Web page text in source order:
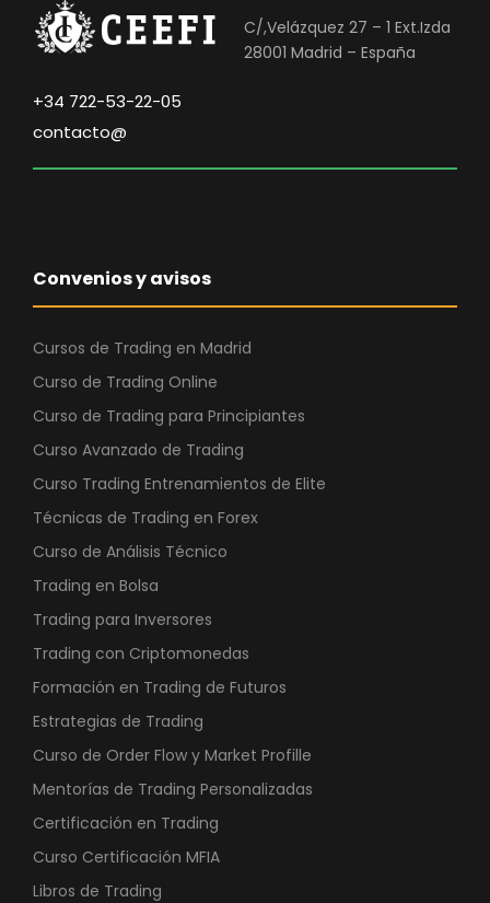
C/,Velázquez 27 – 1 Ext.Izda
28001 Madrid – España
+34 722-53-22-05
contacto@
Convenios y avisos
Cursos de Trading en Madrid
Curso de Trading Online
Curso de Trading para Principiantes
Curso Avanzado de Trading
Curso Trading Entrenamientos de Elite
Técnicas de Trading en Forex
Curso de Análisis Técnico
Trading en Bolsa
Trading para Inversores
Trading con Criptomonedas
Formación en Trading de Futuros
Estrategias de Trading
Curso de Order Flow y Market Profille
Mentorías de Trading Personalizadas
Certificación en Trading
Curso Certificación MFIA
Libros de Trading